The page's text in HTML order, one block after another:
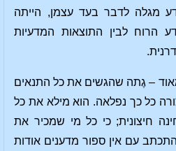
מגלה לדבר בעד עצמן, הייתה
הרוח לבין התוצאות המדעיות
מאוד – גֶתה שהגשים את כל התנאים
כל כך נפלאה. הוא מילא את כל
חיצונית; כי כל מי שמכיר את
עם אין ספור מדענים אודות